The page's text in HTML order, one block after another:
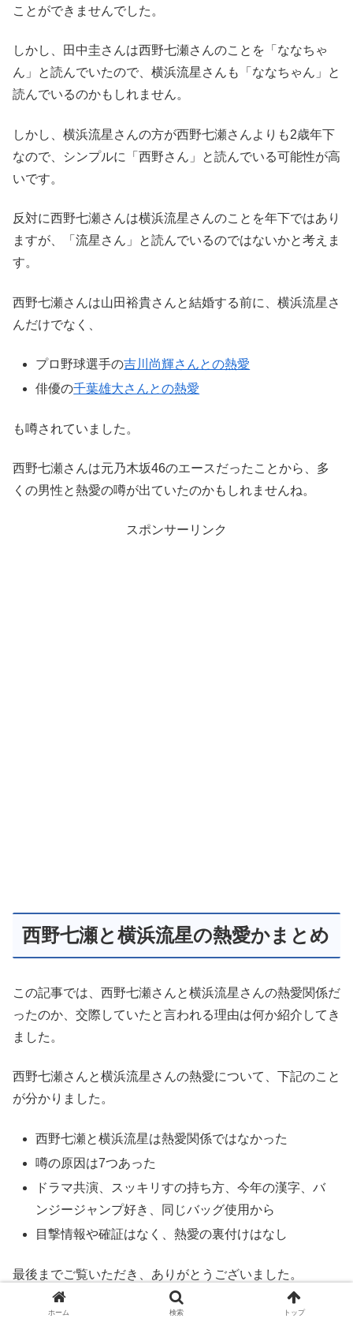
ことができませんでした。
しかし、田中圭さんは西野七瀬さんのことを「ななちゃ
ん」と読んでいたので、横浜流星さんも「ななちゃん」と
読んでいるのかもしれません。
しかし、横浜流星さんの方が西野七瀬さんよりも2歳年下
なので、シンプルに「西野さん」と読んでいる可能性が高
いです。
反対に西野七瀬さんは横浜流星さんのことを年下ではあり
ますが、「流星さん」と読んでいるのではないかと考えま
す。
西野七瀬さんは山田裕貴さんと結婚する前に、横浜流星さ
んだけでなく、
プロ野球選手の吉川尚輝さんとの熱愛
俳優の千葉雄大さんとの熱愛
も噂されていました。
西野七瀬さんは元乃木坂46のエースだったことから、多
くの男性と熱愛の噂が出ていたのかもしれませんね。
スポンサーリンク
西野七瀬と横浜流星の熱愛かまとめ
この記事では、西野七瀬さんと横浜流星さんの熱愛関係だ
ったのか、交際していたと言われる理由は何か紹介してき
ました。
西野七瀬さんと横浜流星さんの熱愛について、下記のこと
が分かりました。
西野七瀬と横浜流星は熱愛関係ではなかった
噂の原因は7つあった
ドラマ共演、スッキリすの持ち方、今年の漢字、バ
ンジージャンプ好き、同じバッグ使用から
目撃情報や確証はなく、熱愛の裏付けはなし
最後までご覧いただき、ありがとうございました。
ホーム 検索 トップ